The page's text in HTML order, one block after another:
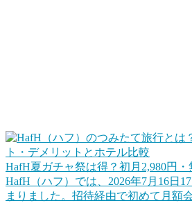
HafH夏ガチャ祭は得？初月2,980円
HafH（ハフ）では、2026年7月16日
まりました。招待経由で初めて月額